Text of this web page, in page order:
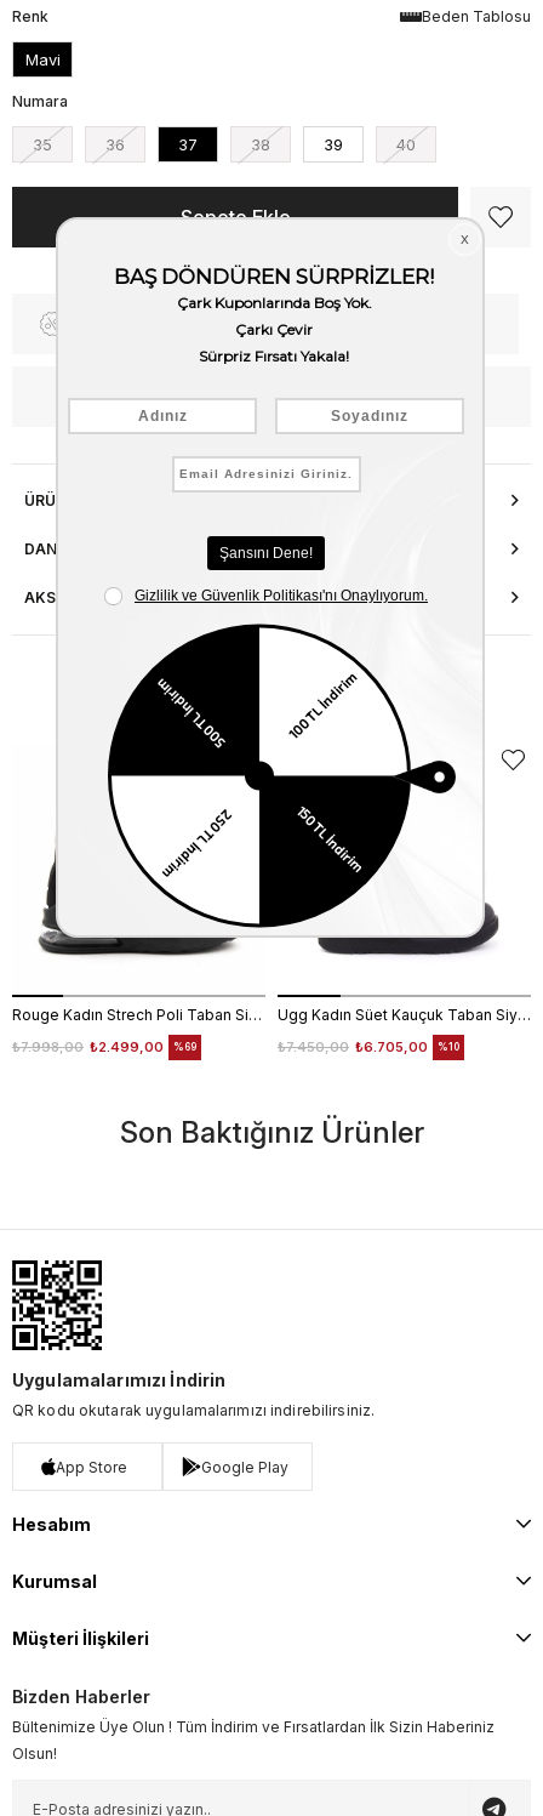
Beden Tablosu
Renk
Mavi
Numara
35 36 37 38 39 40
Fiyat Düşünce Haber Ver
WhatsApp’tan Bilgi Al
ÜRÜN ÖZELLIKLERI
DANIŞMA HATTI
AKSESUAR ONARIMI
Benzer Ürünler
Rouge Kadın Strech Poli Taban Siyah Günlük Bot
₺2.499,00
₺7.998,00 %69
Ugg Kadın Süet Kauçuk Taban Siyah Günlük Bot
₺6.705,00
₺7.450,00 %10
%5
İNDİRİM
Son Baktığınız Ürünler
Uygulamalarımızı İndirin
QR kodu okutarak uygulamalarımızı indirebilirsiniz.
App Store Google Play
Hesabım
Kurumsal
Müşteri İlişkileri
Bizden Haberler
Bültenimize Üye Olun ! Tüm İndirim ve Fırsatlardan İlk Sizin Haberiniz
Olsun!